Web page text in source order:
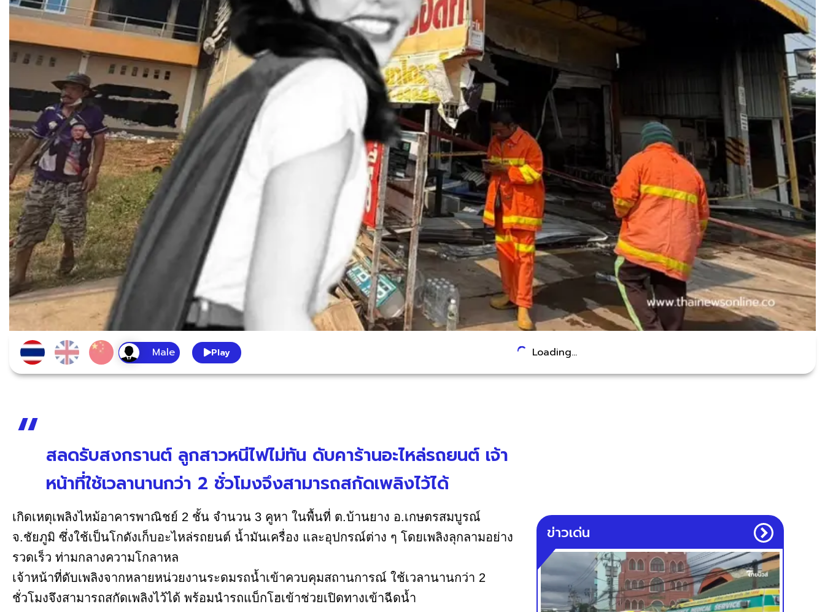
Play Loading...
สลดรับสงกรานต์ ลูกสาวหนีไฟไม่ทัน ดับคาร้านอะไหล่รถยนต์ เจ้า
หน้าที่ใช้เวลานานกว่า 2 ชั่วโมงจึงสามารถสกัดเพลิงไว้ได้
เกิดเหตุเพลิงไหม้อาคารพาณิชย์ 2 ชั้น จำนวน 3 คูหา ในพื้นที่ ต.บ้านยาง อ.เกษตรสมบูรณ์
จ.ชัยภูมิ ซึ่งใช้เป็นโกดังเก็บอะไหล่รถยนต์ น้ำมันเครื่อง และอุปกรณ์ต่าง ๆ โดยเพลิงลุกลามอย่าง
รวดเร็ว ท่ามกลางความโกลาหล
เจ้าหน้าที่ดับเพลิงจากหลายหน่วยงานระดมรถน้ำเข้าควบคุมสถานการณ์ ใช้เวลานานกว่า 2
ชั่วโมงจึงสามารถสกัดเพลิงไว้ได้ พร้อมนำรถแบ็กโฮเข้าช่วยเปิดทางเข้าฉีดน้ำ
ข่าวเด่น